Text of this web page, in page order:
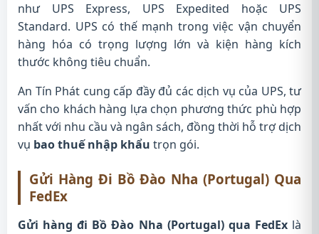
như UPS Express, UPS Expedited hoặc UPS
Standard. UPS có thế mạnh trong việc vận chuyển
hàng hóa có trọng lượng lớn và kiện hàng kích
thước không tiêu chuẩn.
An Tín Phát cung cấp đầy đủ các dịch vụ của UPS, tư
vấn cho khách hàng lựa chọn phương thức phù hợp
nhất với nhu cầu và ngân sách, đồng thời hỗ trợ dịch
vụ bao thuế nhập khẩu trọn gói.
Gửi Hàng Đi Bồ Đào Nha (Portugal) Qua
FedEx
Gửi hàng đi Bồ Đào Nha (Portugal) qua FedExlà